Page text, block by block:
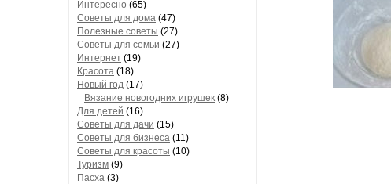
Интересно (65)
Советы для дома (47)
Полезные советы (27)
Советы для семьи (27)
Интернет (19)
Красота (18)
Новый год (17)
Вязание новогодних игрушек (8)
Для детей (16)
Советы для дачи (15)
Советы для бизнеса (11)
Советы для красоты (10)
Туризм (9)
Пасха (3)